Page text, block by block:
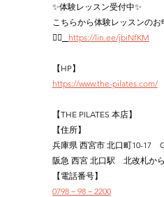
✨体験レッスン受付中✨
こちらから体験レッスンの
👉🏻
https://lin.ee/jbiNfKM
【HP】
https://www.the-pilates.com/
【THE PILATES 本店】
【住所】
兵庫県 西宮市 北口町10-17　
阪急 西宮 北口駅　北改札か
【電話番号】
0798－98－2200